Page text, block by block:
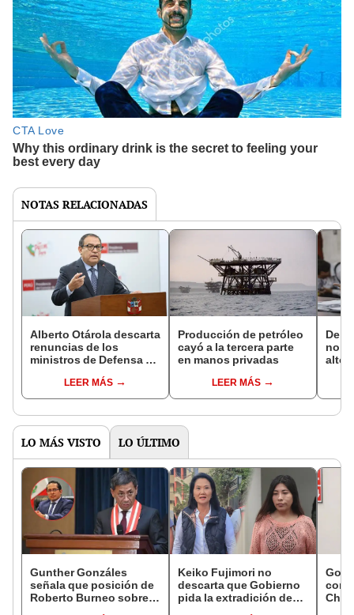
NOTAS RELACIONADAS
Alberto Otárola descarta
renuncias de los
ministros de Defensa y
LEER MÁS
Producción de petróleo
cayó a la tercera parte
en manos privadas
LEER MÁS
De
no
alto
LO MÁS VISTO LO ÚLTIMO
Gunther Gonzáles
señala que posición de
Roberto Burneo sobre
Keiko Fujimori no
descarta que Gobierno
pida la extradición de